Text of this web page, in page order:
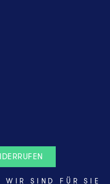
WIR SIND FÜR SIE